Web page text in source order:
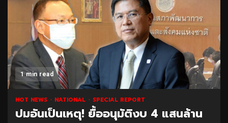
1 min read
HOT NEWS NATIONAL SPECIAL REPORT
ปมอันเป็นเหตุ! ยื้ออนุมัติงบ 4 แสนล้าน